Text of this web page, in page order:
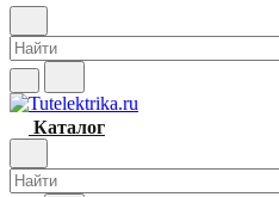
Каталог